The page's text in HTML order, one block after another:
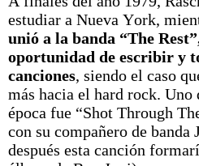
estudiar a Nueva York,
unió a la banda “The
oportunidad de escribir y
canciones, siendo el caso
más hacia el hard rock. Uno
época fue “Shot Through
con su compañero de banda
después esta canción